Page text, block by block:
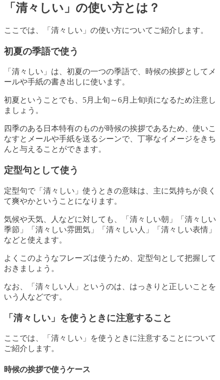
「清々しい」の使い方とは？
ここでは、「清々しい」の使い方についてご紹介します。
初夏の季語で使う
「清々しい」は、初夏の一つの季語で、時候の挨拶としてメ
ールや手紙の書き出しに使います。
初夏ということでも、5月上旬～6月上旬頃になるため注意し
ましょう。
四季のある日本特有のものが時候の挨拶であるため、使いこ
なすとメールや手紙を送るシーンで、丁寧なイメージをきち
んと与えることができます。
定型句として使う
定型句で「清々しい」使うときの意味は、主に気持ちが良く
て爽やかということになります。
気候や天気、人などに対しても、「清々しい朝」「清々しい
季節」「清々しい雰囲気」「清々しい人」「清々しい表情」
などと使えます。
よくこのようなフレーズは使うため、定型句として把握して
おきましょう。
なお、「清々しい人」というのは、はっきりと正しいことを
いう人などです。
「清々しい」を使うときに注意すること
ここでは、「清々しい」を使うときに注意することについて
ご紹介します。
時候の挨拶で使うケース